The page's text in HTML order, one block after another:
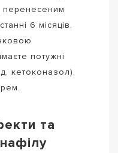
перенесеним
6 місяців,
потужні
кетоконазол),
та